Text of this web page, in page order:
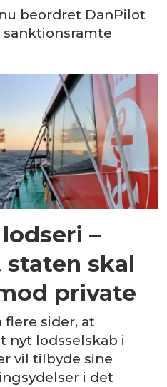
beordret DanPilot
–
staten skal
private
sider, at
nyt lodsselskab i
vil tilbyde sine
i det